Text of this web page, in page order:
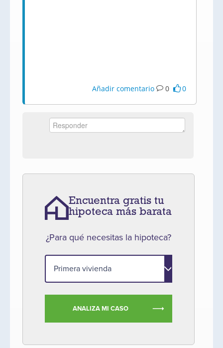
Añadir comentario 0 0
Encuentra gratis tu
hipoteca más barata
¿Para qué necesitas la hipoteca?
ANALIZA MI CASO